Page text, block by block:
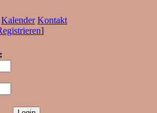
Kalender Kontakt
]